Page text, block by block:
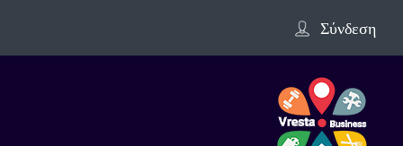
Σύνδεση